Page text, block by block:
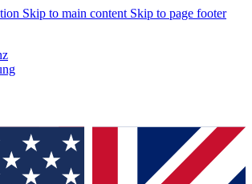
Skip to main content Skip to page footer